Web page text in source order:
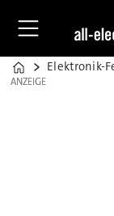
Home
Elektronik-
ANZEIGE
ANZEIGE